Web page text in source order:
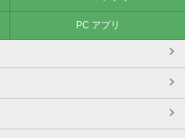
PC アプリ